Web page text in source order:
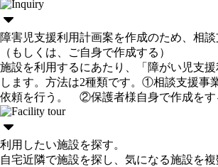
障害児支援利用計画案を作成のため、相
（もしくは、ご自身で作成する）
施設を利用するにあたり、「障がい児支
します。方法は2種類です。①相談支援事
依頼を行う。 ②保護者様自身で作成をす
利用したい施設を探す。
自宅近隣で施設を探し、気になる施設を複